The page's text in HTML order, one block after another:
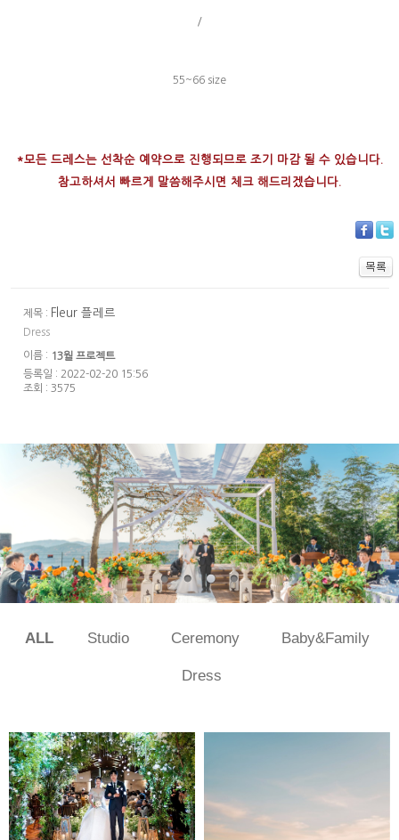
/
55~66 size
*모든 드레스는 선착순 예약으로 진행되므로 조기 마감 될 수 있습니다.
참고하셔서 빠르게 말씀해주시면 체크 해드리겠습니다.
제목 : Fleur 플레르
Dress
이름 : 13월 프로젝트
등록일 : 2022-02-20 15:56
조회 : 3575
ALL Studio Ceremony Baby&Family
Dress